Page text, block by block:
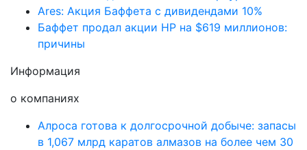
Ares: Акция Баффета с дивидендами 10%
Баффет продал акции HP на $619 миллионов:
причины
Информация
о компаниях
Алроса готова к долгосрочной добыче: запасы
в 1,067 млрд каратов алмазов на более чем 30